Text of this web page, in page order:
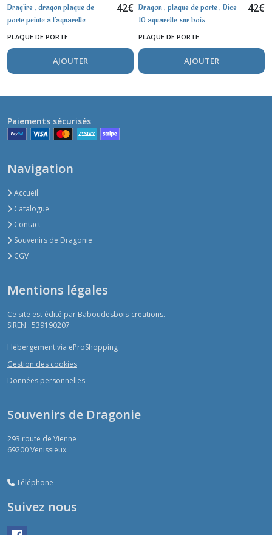
Drag'ire , dragon plaque de
porte peinte à l'aquarelle
42€
PLAQUE DE PORTE
AJOUTER
Dragon , plaque de porte , Dice
10 aquarelle sur bois
42€
PLAQUE DE PORTE
AJOUTER
Paiements sécurisés
Navigation
Accueil
Catalogue
Contact
Souvenirs de Dragonie
CGV
Mentions légales
Ce site est édité par Baboudesbois-creations.
SIREN : 539190207
Hébergement via eProShopping
Gestion des cookies
Données personnelles
Souvenirs de Dragonie
293 route de Vienne
69200Venissieux
Téléphone
Suivez nous